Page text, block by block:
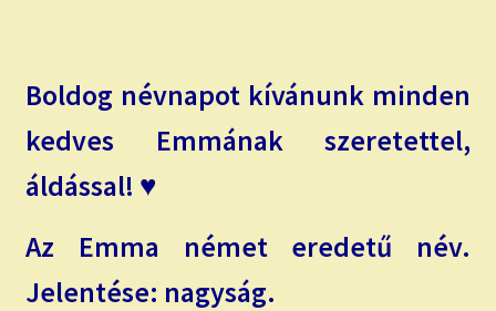
Boldog névnapot kívánunk minden
kedves Emmának szeretettel,
áldással! ♥
Az Emma német eredetű név.
Jelentése: nagyság.